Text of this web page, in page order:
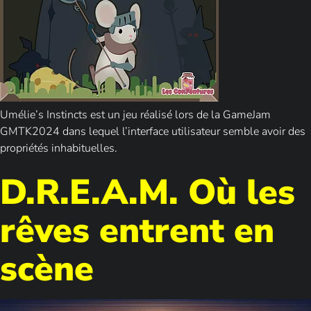
Umélie’s Instincts est un jeu réalisé lors de la GameJam
GMTK2024 dans lequel l’interface utilisateur semble avoir des
propriétés inhabituelles.
D.R.E.A.M. Où les
rêves entrent en
scène